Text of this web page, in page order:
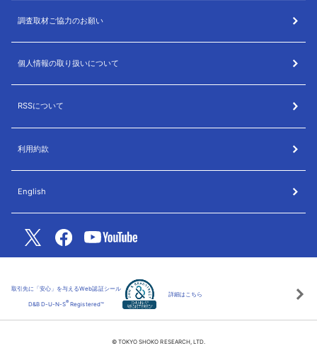
調査取材ご協力のお願い
個人情報の取り扱いについて
RSSについて
利用約款
English
© TOKYO SHOKO RESEARCH, LTD.
取引先に「安心」を与えるWeb認証シール
D&B D-U-N-S® Registered™
詳細はこちら